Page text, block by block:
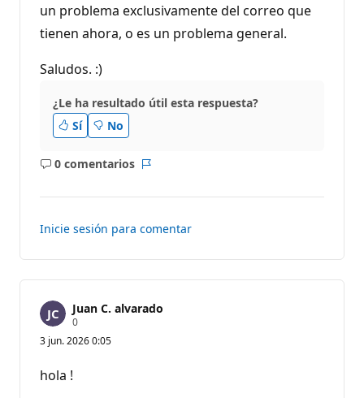
un problema exclusivamente del correo que
tienen ahora, o es un problema general.
Saludos. :)
¿Le ha resultado útil esta respuesta?
Sí
No
0 comentarios
No
Inicie sesión para comentar
Juan C. alvarado
0P
n
3 jun. 2026 0:05
hola !